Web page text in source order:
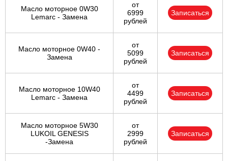
Чебоксары
Челябинск
Череповец
Масло моторное 0W30
Lemarc - Замена
от
6999
рублей
Записаться
Масло моторное 0W40 -
Замена
от
5099
рублей
Записаться
Масло моторное 10W40
Lemarc - Замена
от
4499
рублей
Записаться
Масло моторное 5W30
LUKOIL GENESIS
-Замена
от
2999
рублей
Записаться